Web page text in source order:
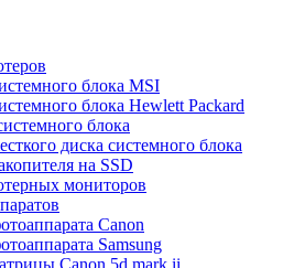
блока MSI
блока Hewlett Packard
блока
диска системного блока
на SSD
мониторов
Canon
Samsung
Canon 5d mark ii